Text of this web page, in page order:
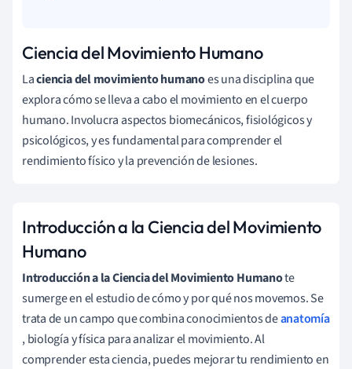
Ciencia del Movimiento Humano
Laciencia del movimiento humanoes una disciplina que
explora cómo se lleva a cabo el movimiento en el cuerpo
humano. Involucra aspectos biomecánicos, fisiológicos y
psicológicos, y es fundamental para comprender el
rendimiento físico y la prevención de lesiones.
Introducción a la Ciencia del Movimiento
Humano
Introducción a la Ciencia del Movimiento Humanote
sumerge en el estudio de cómo y por qué nos movemos. Se
trata de un campo que combina conocimientos deanatomía
, biología y física para analizar el movimiento. Al
comprender esta ciencia, puedes mejorar tu rendimiento en